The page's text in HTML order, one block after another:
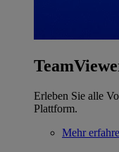
Erleben Sie alle
Plattform.
Mehr